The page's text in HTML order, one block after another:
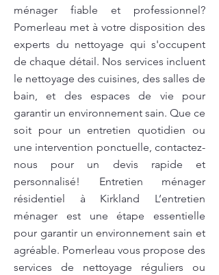
ménager fiable et professionnel?
Pomerleau met à votre disposition des
experts du nettoyage qui s'occupent
de chaque détail. Nos services incluent
le nettoyage des cuisines, des salles de
bain, et des espaces de vie pour
garantir un environnement sain. Que ce
soit pour un entretien quotidien ou
une intervention ponctuelle, contactez-
nous pour un devis rapide et
personnalisé! Entretien ménager
résidentiel à Kirkland L’entretien
ménager est une étape essentielle
pour garantir un environnement sain et
agréable. Pomerleau vous propose des
services de nettoyage réguliers ou